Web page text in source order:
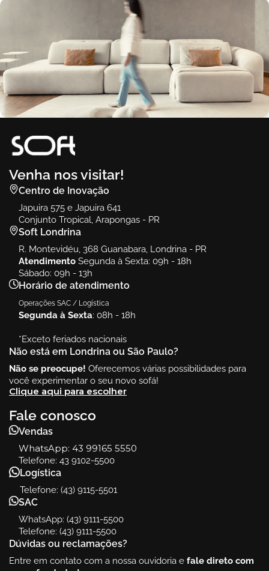
Venha nos visitar!
Centro de Inovação
Japuira 575 e Japuira 641
Conjunto Tropical, Arapongas - PR
Soft Londrina
R. Montevidéu, 368 Guanabara, Londrina - PR
Atendimento Segunda à Sexta: 09h - 18h
Sábado: 09h - 13h
Horário de atendimento
Operações SAC / Logística
Segunda à Sexta: 08h - 18h
*Exceto feriados nacionais
Não está em Londrina ou São Paulo?
Não se preocupe! Oferecemos várias possibilidades para
você experimentar o seu novo sofá!
Clique aqui para escolher
Fale conosco
Vendas
WhatsApp: 43 99165 5550
Telefone: 43 9102-5500
Logística
Telefone: (43) 9115-5501
SAC
WhatsApp: (43) 9111-5500
Telefone: (43) 9111-5500
Dúvidas ou reclamações?
Entre em contato com a nossa ouvidoria e fale direto com